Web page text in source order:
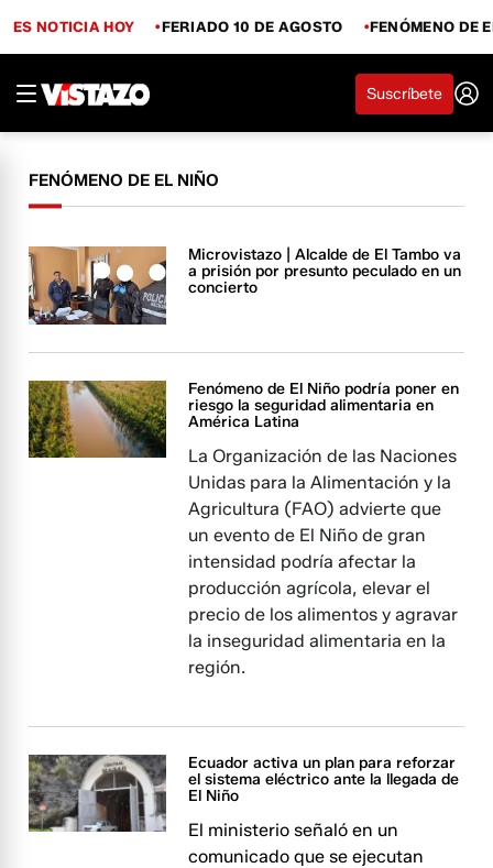
ES NOTICIA HOY FERIADO 10 DE AGOSTO FENÓMENO DE
Suscríbete
FENÓMENO DE EL NIÑO
Microvistazo | Alcalde de El Tambo va
a prisión por presunto peculado en un
concierto
Fenómeno de El Niño podría poner en
riesgo la seguridad alimentaria en
América Latina
La Organización de las Naciones
Unidas para la Alimentación y la
Agricultura (FAO) advierte que
un evento de El Niño de gran
intensidad podría afectar la
producción agrícola, elevar el
precio de los alimentos y agravar
la inseguridad alimentaria en la
región.
Ecuador activa un plan para reforzar
el sistema eléctrico ante la llegada de
El Niño
El ministerio señaló en un
comunicado que se ejecutan